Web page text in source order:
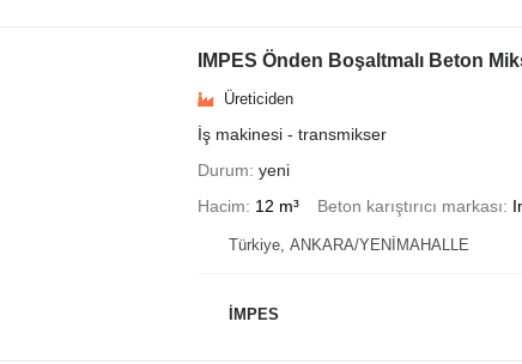
IMPES Önden Boşaltmalı Beton
Üreticiden
İş makinesi - transmikser
Durum yeni
Hacim
12 m³ Beton karıştırıcı markası
Türkiye, ANKARA/YENİMAHALLE
İMPES